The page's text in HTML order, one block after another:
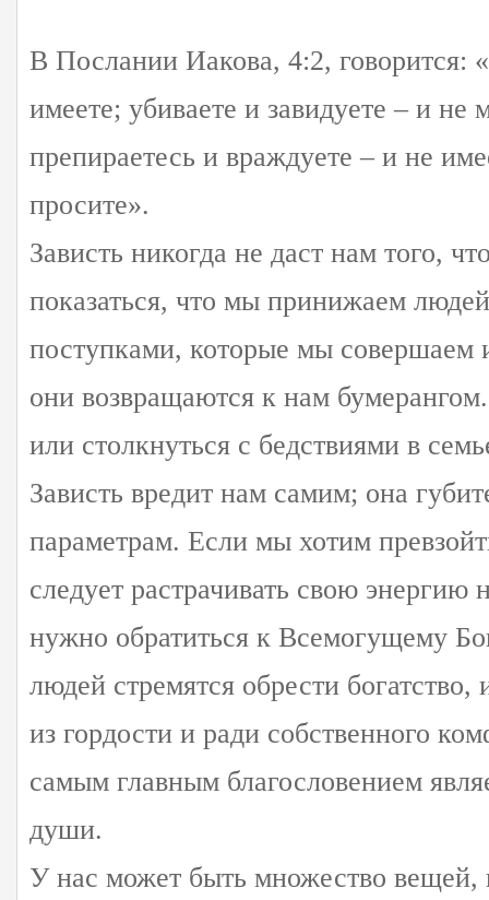
В Послании Иакова, 4:2, говорится:
имеете; убиваете и завидуете – и не
препираетесь и враждуете – и не
просите».
Зависть никогда не даст нам того,
показаться, что мы принижаем
поступками, которые мы совершаем
они возвращаются к нам
или столкнуться с бедствиями в
Зависть вредит нам самим; она
параметрам. Если мы хотим
следует растрачивать свою энергию
нужно обратиться к Всемогущему
людей стремятся обрести богатство,
из гордости и ради собственного
самым главным благословением
души.
У нас может быть множество вещей,